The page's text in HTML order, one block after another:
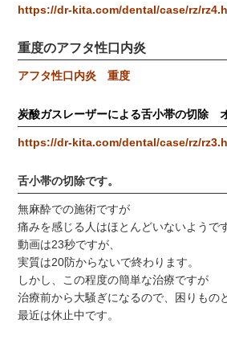
https://dr-kita.com/dental/case/rz/
重度のアフタ性口内炎
アフタ性口内炎 重度
炭酸ガスレーザーによる舌小帯の切除
https://dr-kita.com/dental/case/rz/
舌小帯の切除です。
無麻酔での施術ですが
痛みを感じる人はほとんどいないようです
動画は23秒ですが、
実質は20防からないで終わります。
しかし、この程度の簡単な治療ですが
治療前から大騒ぎになるので、困りもの
最近は休止中です。